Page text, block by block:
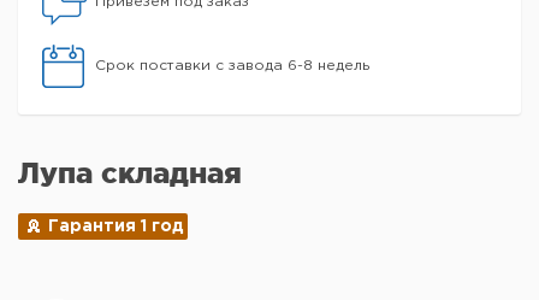
Срок поставки с завода 6-8 недель
Лупа складная
Гарантия 1 год